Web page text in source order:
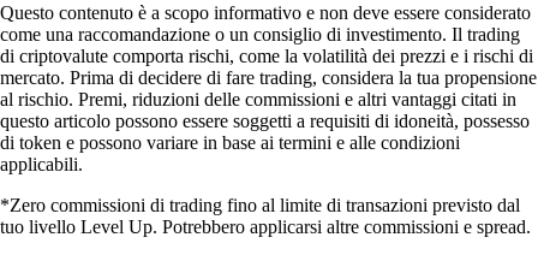
Questo contenuto è a scopo informativo e non deve essere considerato
come una raccomandazione o un consiglio di investimento. Il trading
di criptovalute comporta rischi, come la volatilità dei prezzi e i rischi di
mercato. Prima di decidere di fare trading, considera la tua propensione
al rischio. Premi, riduzioni delle commissioni e altri vantaggi citati in
questo articolo possono essere soggetti a requisiti di idoneità, possesso
di token e possono variare in base ai termini e alle condizioni
applicabili.
*Zero commissioni di trading fino al limite di transazioni previsto dal
tuo livello Level Up. Potrebbero applicarsi altre commissioni e spread.